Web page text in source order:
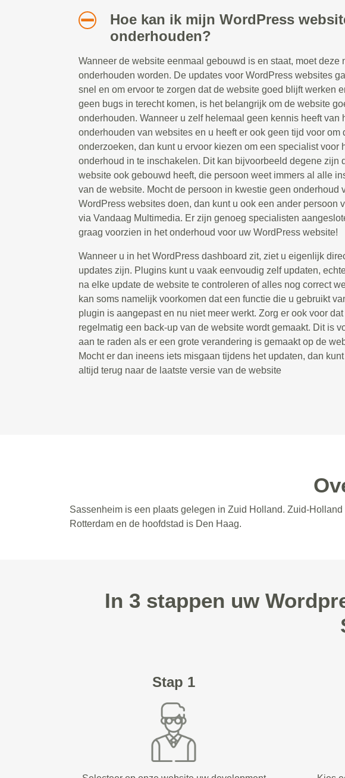
Hoe kan ik mijn WordPress
onderhouden?
Wanneer de website eenmaal gebouwd is en staat, moet deze
onderhouden worden. De updates voor WordPress websites
snel en om ervoor te zorgen dat de website goed blijft werken
geen bugs in terecht komen, is het belangrijk om de website
onderhouden. Wanneer u zelf helemaal geen kennis heeft van
onderhouden van websites en u heeft er ook geen tijd voor om
onderzoeken, dan kunt u ervoor kiezen om een specialist voor
onderhoud in te inschakelen. Dit kan bijvoorbeeld degene zijn
website ook gebouwd heeft, die persoon weet immers al alle
van de website. Mocht de persoon in kwestie geen onderhoud
WordPress websites doen, dan kunt u ook een ander persoon
via Vandaag Multimedia. Er zijn genoeg specialisten
graag voorzien in het onderhoud voor uw WordPress website!
Wanneer u in het WordPress dashboard zit, ziet u eigenlijk
updates zijn. Plugins kunt u vaak eenvoudig zelf updaten,
na elke update de website te controleren of alles nog correct
kan soms namelijk voorkomen dat een functie die u gebruikt
plugin is aangepast en nu niet meer werkt. Zorg er ook voor dat
regelmatig een back-up van de website wordt gemaakt. Dit is
aan te raden als er een grote verandering is gemaakt op de
Mocht er dan ineens iets misgaan tijdens het updaten, dan
altijd terug naar de laatste versie van de website
Sassenheim is een plaats gelegen in Zuid Holland. Zuid-
Rotterdam en de hoofdstad is Den Haag.
In 3 stappen uw
Stap 1